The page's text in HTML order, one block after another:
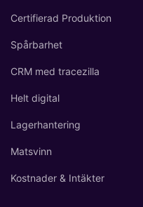
Certifierad Produktion
Spårbarhet
CRM med tracezilla
Helt digital
Lagerhantering
Matsvinn
Kostnader & Intäkter